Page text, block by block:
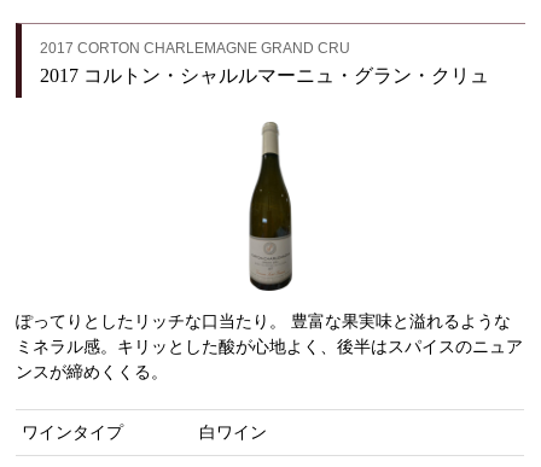
2017 CORTON CHARLEMAGNE GRAND CRU
2017 コルトン・シャルルマーニュ・グラン・クリュ
ぽってりとしたリッチな口当たり。 豊富な果実味と溢れるような
ミネラル感。キリッとした酸が心地よく、後半はスパイスのニュア
ンスが締めくくる。
ワインタイプ 白ワイン